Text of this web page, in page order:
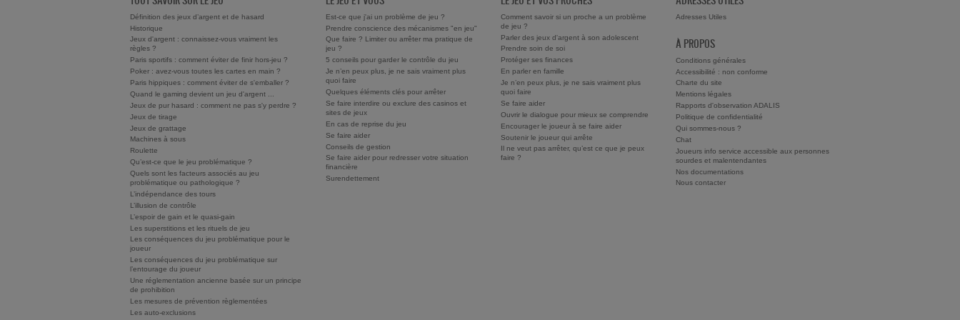
Définition des jeux d’argent et de hasard
Historique
Jeux d'argent : connaissez-vous vraiment les
règles ?
Paris sportifs : comment éviter de finir hors-jeu ?
Poker : avez-vous toutes les cartes en main ?
Paris hippiques : comment éviter de s'emballer ?
Quand le gaming devient un jeu d'argent ...
Jeux de pur hasard : comment ne pas s'y perdre ?
Jeux de tirage
Jeux de grattage
Machines à sous
Roulette
Qu’est-ce que le jeu problématique ?
Quels sont les facteurs associés au jeu
problématique ou pathologique ?
L’indépendance des tours
L’illusion de contrôle
L’espoir de gain et le quasi-gain
Les superstitions et les rituels de jeu
Les conséquences du jeu problématique pour le
joueur
Les conséquences du jeu problématique sur
l’entourage du joueur
Une réglementation ancienne basée sur un principe
de prohibition
Les mesures de prévention règlementées
Les auto-exclusions
Est-ce que j'ai un problème de jeu ?
Prendre conscience des mécanismes "en jeu"
Que faire ? Limiter ou arrêter ma pratique de
jeu ?
5 conseils pour garder le contrôle du jeu
Je n’en peux plus, je ne sais vraiment plus
quoi faire
Quelques éléments clés pour arrêter
Se faire interdire ou exclure des casinos et
sites de jeux
En cas de reprise du jeu
Se faire aider
Conseils de gestion
Se faire aider pour redresser votre situation
financière
Surendettement
Comment savoir si un proche a un problème
de jeu ?
Parler des jeux d'argent à son adolescent
Prendre soin de soi
Protéger ses finances
En parler en famille
Je n’en peux plus, je ne sais vraiment plus
quoi faire
Se faire aider
Ouvrir le dialogue pour mieux se comprendre
Encourager le joueur à se faire aider
Soutenir le joueur qui arrête
Il ne veut pas arrêter, qu’est ce que je peux
faire ?
Adresses Utiles
À PROPOS
Conditions générales
Accessibilité : non conforme
Charte du site
Mentions légales
Rapports d'observation ADALIS
Politique de confidentialité
Qui sommes-nous ?
Chat
Joueurs info service accessible aux personnes
sourdes et malentendantes
Nos documentations
Nous contacter